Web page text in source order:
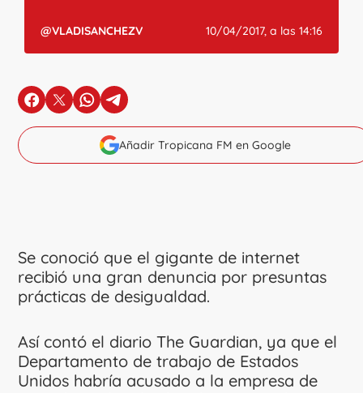
@VLADISANCHEZV 10/04/2017, a las 14:16
en Facebook
en Xen Whatsapp
en Telegram
Añadir Tropicana FM en Google
Se conoció que el gigante de internet
recibió una gran denuncia por presuntas
prácticas de desigualdad.
Así contó el diario The Guardian, ya que el
Departamento de trabajo de Estados
Unidos habría acusado a la empresa de